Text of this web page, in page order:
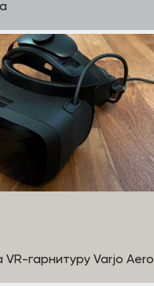
гарнитуру Varjo Aero